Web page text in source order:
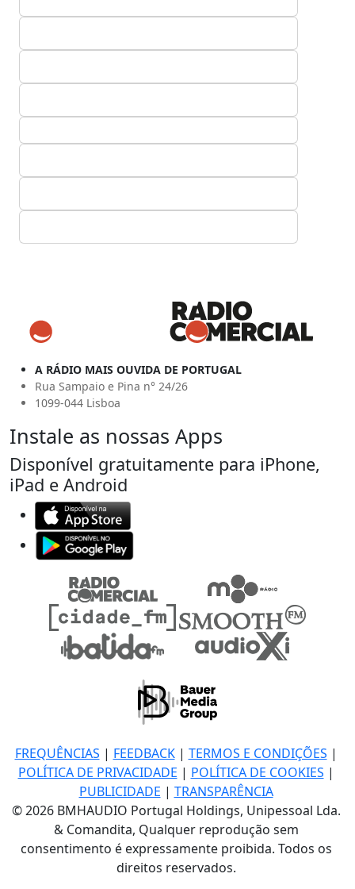
A RÁDIO MAIS OUVIDA DE PORTUGAL
Rua Sampaio e Pina n° 24/26
1099-044 Lisboa
Instale as nossas Apps
Disponível gratuitamente para iPhone,
iPad e Android
FREQUÊNCIAS | FEEDBACK| TERMOS E CONDIÇÕES |
POLÍTICA DE PRIVACIDADE | POLÍTICA DE COOKIES |
PUBLICIDADE | TRANSPARÊNCIA
© 2026 BMHAUDIO Portugal Holdings, Unipessoal Lda.
& Comandita, Qualquer reprodução sem
consentimento é expressamente proibida. Todos os
direitos reservados.